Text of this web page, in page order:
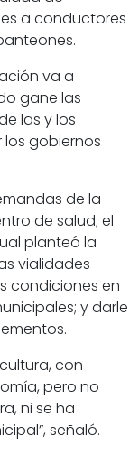
a conductores
va a
gane las
las y los
gobiernos
de la
de salud; el
planteó la
vialidades
condiciones en
y darle
con
pero no
ni se ha
señaló.